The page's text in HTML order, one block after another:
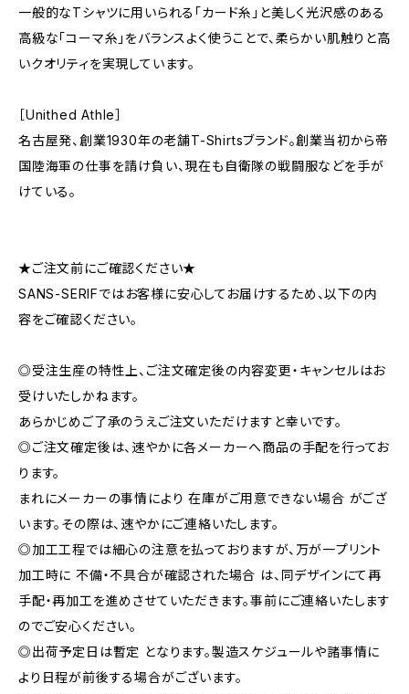
一般的なTシャツに用いられる「カード糸」と美しく光沢感のある
高級な「コーマ糸」をバランスよく使うことで、柔らかい肌触りと高
いクオリティを実現しています。
［Unithed Athle］
名古屋発、創業1930年の老舗T-Shirtsブランド。創業当初から帝
国陸海軍の仕事を請け負い、現在も自衛隊の戦闘服などを手が
けている。
★ご注文前にご確認ください★
SANS-SERIFではお客様に安心してお届けするため、以下の内
容をご確認ください。
◎受注生産の特性上、ご注文確定後の内容変更・キャンセルはお
受けいたしかねます。
あらかじめご了承のうえご注文いただけますと幸いです。
◎ご注文確定後は、速やかに各メーカーへ商品の手配を行ってお
ります。
まれにメーカーの事情により 在庫がご用意できない場合 がござ
います。その際は、速やかにご連絡いたします。
◎加工工程では細心の注意を払っておりますが、万が一プリント
加工時に 不備・不具合が確認された場合 は、同デザインにて再
手配・再加工を進めさせていただきます。事前にご連絡いたします
のでご安心ください。
◎出荷予定日は暫定 となります。製造スケジュールや諸事情に
より日程が前後する場合がございます。